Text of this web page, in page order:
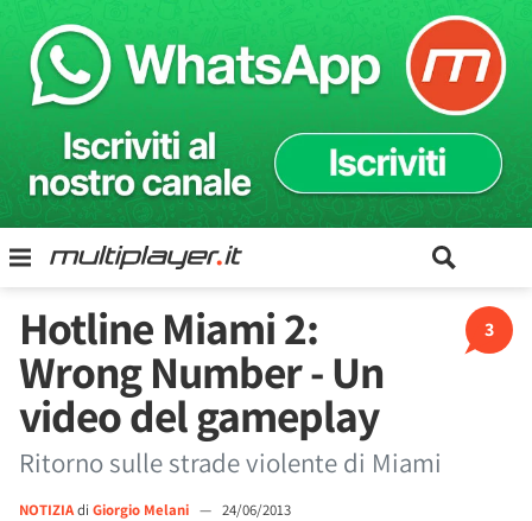
3
Hotline Miami 2:
Wrong Number - Un
video del gameplay
Ritorno sulle strade violente di Miami
NOTIZIAdi Giorgio Melani — 24/06/2013